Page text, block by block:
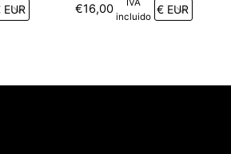
€16,00
IVA
incluido